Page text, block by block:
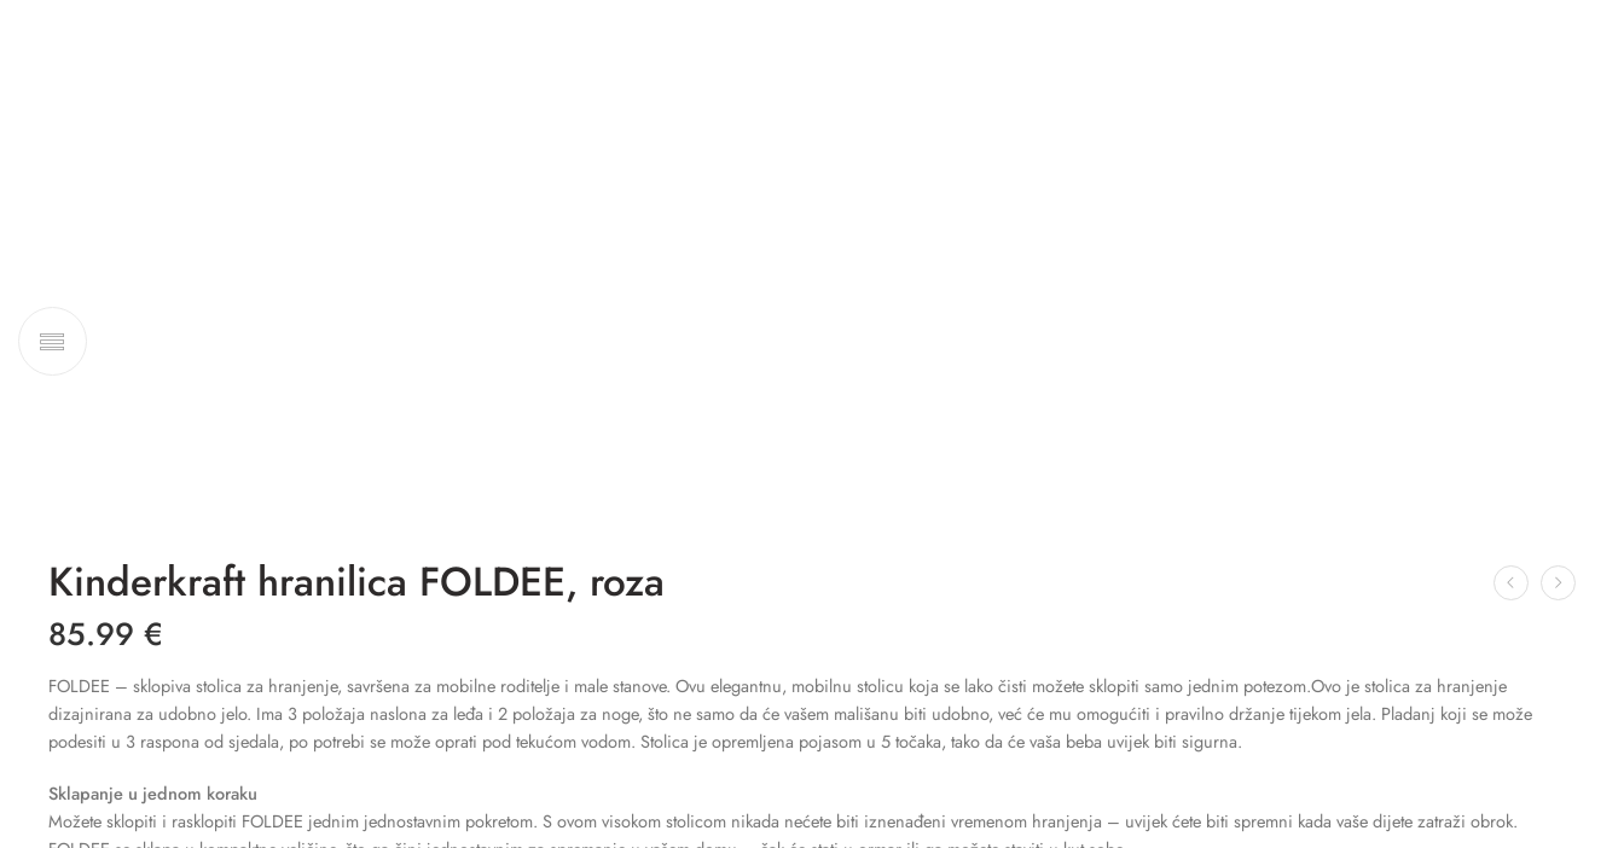
Kinderkraft hranilica FOLDEE, roza
85.99 €
FOLDEE – sklopiva stolica za hranjenje, savršena za mobilne roditelje i male stanove. Ovu elegantnu, mobilnu stolicu koja se lako čisti možete sklopiti samo jednim potezom.Ovo je stolica za hranjenje
dizajnirana za udobno jelo. Ima 3 položaja naslona za leđa i 2 položaja za noge, što ne samo da će vašem mališanu biti udobno, već će mu omogućiti i pravilno držanje tijekom jela. Pladanj koji se može
podesiti u 3 raspona od sjedala, po potrebi se može oprati pod tekućom vodom. Stolica je opremljena pojasom u 5 točaka, tako da će vaša beba uvijek biti sigurna.
Sklapanje u jednom koraku
Možete sklopiti i rasklopiti FOLDEE jednim jednostavnim pokretom. S ovom visokom stolicom nikada nećete biti iznenađeni vremenom hranjenja – uvijek ćete biti spremni kada vaše dijete zatraži obrok.